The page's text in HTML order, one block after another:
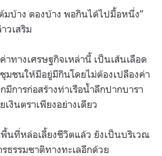
มบ้าง ดองบ้าง พอกินได้ไปมื้อหนึ่ง”
วเสริม
ทางเศรษฐกิจเหล่านี้ เป็นเส้นเลือด
มชนให้มีอยู่มีกินโดยไม่ต้องเปลืองค่า
การก่อสร้างท่าเรือน้ำลึกปากบารา
งินตราเพียงอย่างเดียว
นที่หล่อเลี้ยงชีวิตแล้ว ยังเป็นบริเวณ
ธรรมชาติทางทะเลอีกด้วย